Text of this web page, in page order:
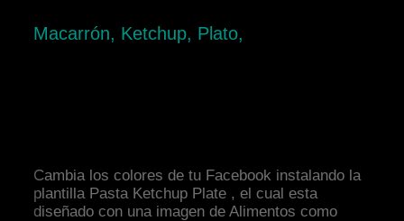
Macarrón, Ketchup, Plato,
Cambia los colores de tu Facebook instalando la
plantilla Pasta Ketchup Plate , el cual esta
diseñado con una imagen de Alimentos como